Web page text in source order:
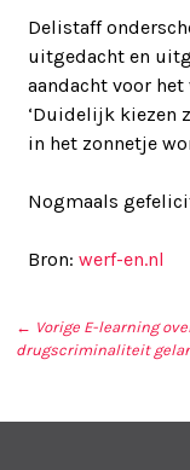
Delistaff
uitgedacht en
aandacht voor het
‘Duidelijk kiezen
in het zonnetje
Nogmaals
Bron: werf-en.nl
← VorigeE-learning
drugscriminaliteit